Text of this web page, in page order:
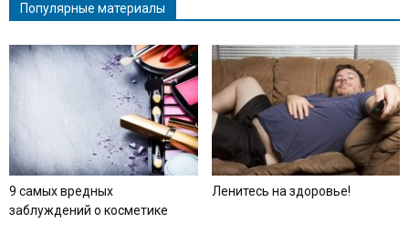
Популярные материалы
9 самых вредных
заблуждений о косметике
Ленитесь на здоровье!